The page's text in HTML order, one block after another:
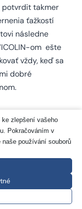
potvrdit takmer
ťažkostí
následne
om ešte
vždy, keď sa
dobré
(6)
ke zlepšení vašeho
Pokračováním v
používání souborů